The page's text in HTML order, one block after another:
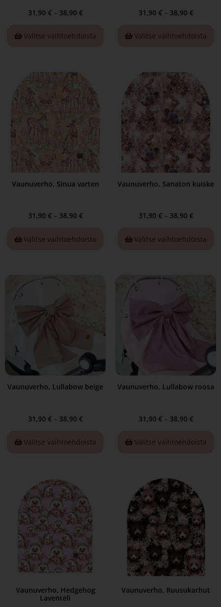
31,90 € – 38,90 €
Valitse vaihtoehdoista
31,90 € – 38,90 €
Valitse vaihtoehdoista
Vaunuverho, Sinua varten
31,90 € – 38,90 €
Valitse vaihtoehdoista
Vaunuverho, Sanaton kuiske
31,90 € – 38,90 €
Valitse vaihtoehdoista
Vaunuverho, Lullabow beige
31,90 € – 38,90 €
Valitse vaihtoehdoista
Vaunuverho, Lullabow roosa
31,90 € – 38,90 €
Valitse vaihtoehdoista
Vaunuverho, Hedgehog
Laventeli
Vaunuverho, Ruusukarhut